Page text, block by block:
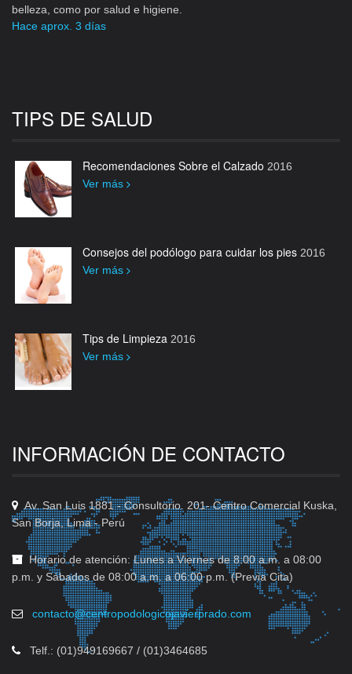
belleza, como por salud e higiene.
Hace aprox. 3 días
TIPS DE SALUD
Recomendaciones Sobre el Calzado 2016
Ver más
Consejos del podólogo para cuidar los pies 2016
Ver más
Tips de Limpieza 2016
Ver más
INFORMACIÓN DE CONTACTO
Av. San Luis 1881 - Consultorio. 201- Centro Comercial Kuska,
San Borja, Lima - Perú
Horario de atención: Lunes a Viernes de 8:00 a.m. a 08:00
p.m. y Sábados de 08:00 a.m. a 06:00 p.m. (Previa Cita)
contacto@centropodologicojavierprado.com
Telf.: (01)949169667 / (01)3464685